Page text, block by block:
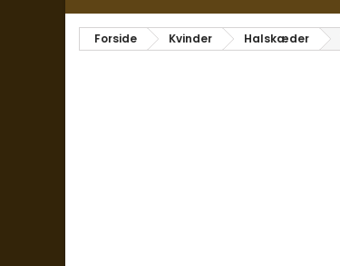
Forside Kvinder Halskæder